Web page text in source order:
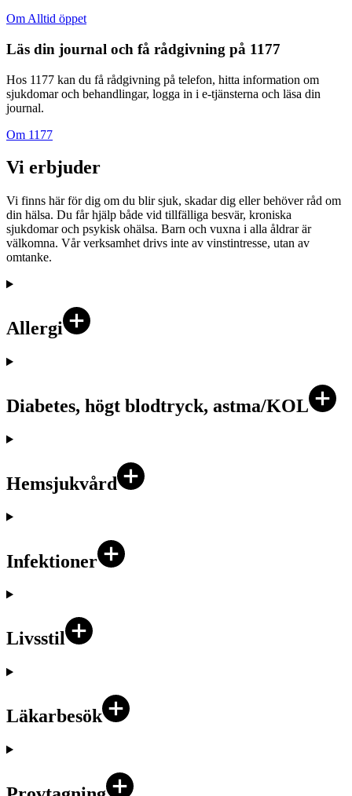
Om Alltid öppet
Läs din journal och få rådgivning på 1177
Hos 1177 kan du få rådgivning på telefon, hitta information om
sjukdomar och behandlingar, logga in i e-tjänsterna och läsa din
journal.
Om 1177
Vi erbjuder
Vi finns här för dig om du blir sjuk, skadar dig eller behöver råd om
din hälsa. Du får hjälp både vid tillfälliga besvär, kroniska
sjukdomar och psykisk ohälsa. Barn och vuxna i alla åldrar är
välkomna. Vår verksamhet drivs inte av vinstintresse, utan av
omtanke.
Allergi
Diabetes, högt blodtryck, astma/KOL
Hemsjukvård
Infektioner
Livsstil
Läkarbesök